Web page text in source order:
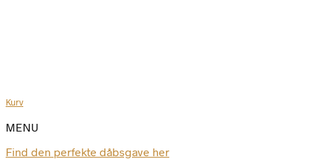
Kurv
MENU
Find den perfekte dåbsgave her